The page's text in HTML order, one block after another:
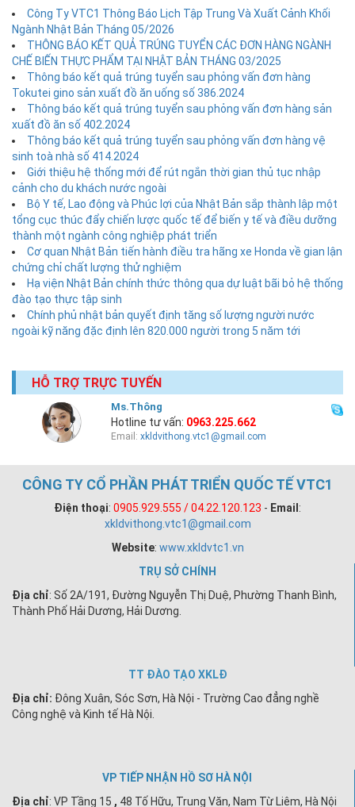
Công Ty VTC1 Thông Báo Lịch Tập Trung Và Xuất Cảnh Khối
Ngành Nhật Bản Tháng 05/2026
THÔNG BÁO KẾT QUẢ TRÚNG TUYỂN CÁC ĐƠN HÀNG NGÀNH
CHẾ BIẾN THỰC PHẨM TẠI NHẬT BẢN THÁNG 03/2025
Thông báo kết quả trúng tuyển sau phỏng vấn đơn hàng
Tokutei gino sản xuất đồ ăn uống số 386.2024
Thông báo kết quả trúng tuyển sau phỏng vấn đơn hàng sản
xuất đồ ăn số 402.2024
Thông báo kết quả trúng tuyển sau phỏng vấn đơn hàng vệ
sinh toà nhà số 414.2024
Giới thiệu hệ thống mới để rút ngắn thời gian thủ tục nhập
cảnh cho du khách nước ngoài
Bộ Y tế, Lao động và Phúc lợi của Nhật Bản sắp thành lập một
tổng cục thúc đẩy chiến lược quốc tế để biến y tế và điều dưỡng
thành một ngành công nghiệp phát triển
Cơ quan Nhật Bản tiến hành điều tra hãng xe Honda về gian lận
chứng chỉ chất lượng thử nghiệm
Hạ viện Nhật Bản chính thức thông qua dự luật bãi bỏ hệ thống
đào tạo thực tập sinh
Chính phủ nhật bản quyết định tăng số lượng người nước
ngoài kỹ năng đặc định lên 820.000 người trong 5 năm tới
HỖ TRỢ TRỰC TUYẾN
Ms.Thông
Hotline tư vấn: 0963.225.662
Email:xkldvithong.vtc1@gmail.com
CÔNG TY CỔ PHẦN PHÁT TRIỂN QUỐC TẾ VTC1
Điện thoại: 0905.929.555 / 04.22.120.123 - Email :
xkldvithong.vtc1@gmail.com
Website: www.xkldvtc1.vn
TRỤ SỞ CHÍNH
Địa chỉ: Số 2A/191, Đường Nguyễn Thị Duệ, Phường Thanh Bình,
Thành Phố Hải Dương, Hải Dương.
TT ĐÀO TẠO XKLĐ
Địa chỉ: Đông Xuân, Sóc Sơn, Hà Nội - Trường Cao đẳng nghề
Công nghệ và Kinh tế Hà Nội.
VP TIẾP NHẬN HỒ SƠ HÀ NỘI
Địa chỉ: VP Tầng 15 , 48 Tố Hữu, Trung Văn, Nam Từ Liêm, Hà Nội